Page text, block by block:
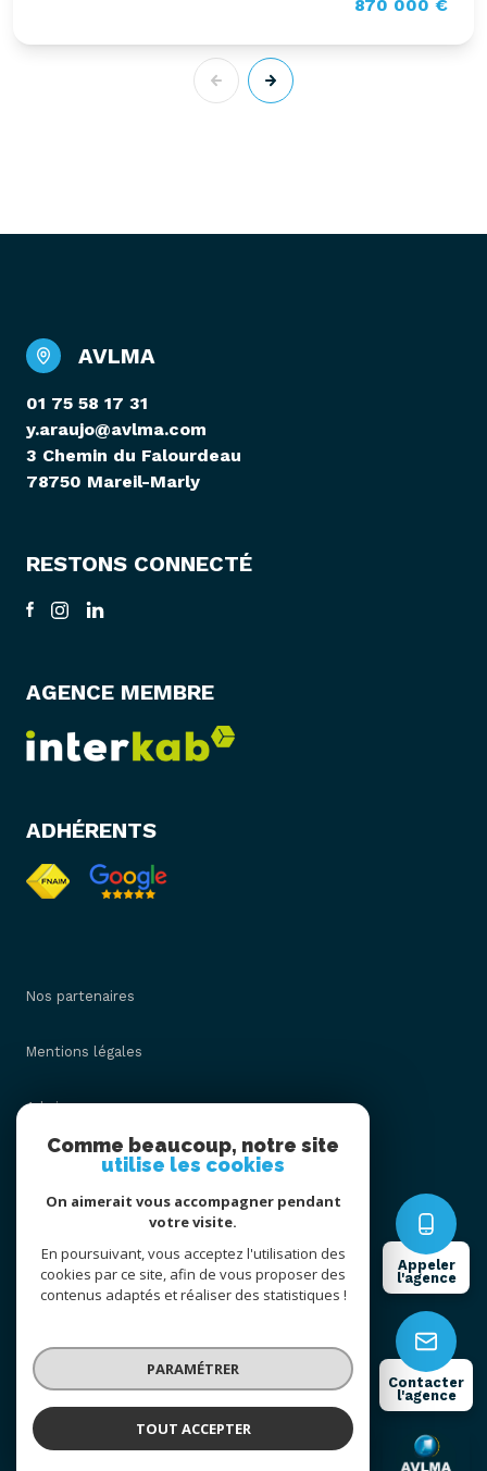
AVLMA
Appeler
l'agence
Contacter
l'agence
870 000 €
AVLMA
01 75 58 17 31
y.araujo@avlma.com
3 Chemin du Falourdeau
78750 Mareil-Marly
RESTONS CONNECTÉ
AGENCE MEMBRE
ADHÉRENTS
Nos partenaires
Mentions légales
Admin
Nos honoraires
Cookies
© 2026 | Tous droits réservés
Réalisé par
Comme beaucoup, notre site
utilise les cookies
On aimerait vous accompagner pendant
votre visite.
En poursuivant, vous acceptez l'utilisation des
cookies par ce site, afin de vous proposer des
contenus adaptés et réaliser des statistiques !
PARAMÉTRER
TOUT ACCEPTER